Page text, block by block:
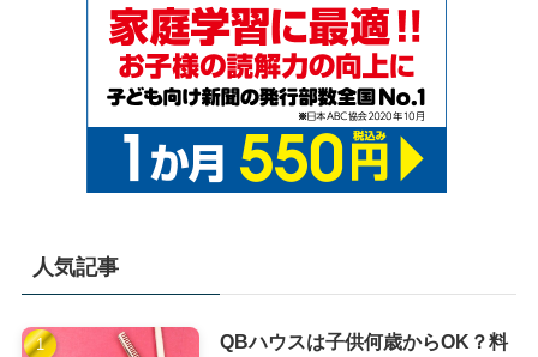
人気記事
QBハウスは子供何歳からOK？料